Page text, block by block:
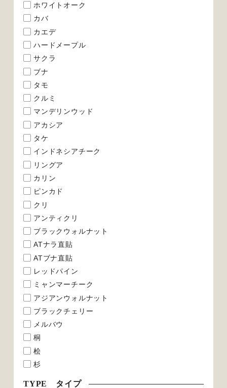
ホワイトオーク
カバ
カエデ
ハードメープル
サクラ
ブナ
タモ
クルミ
マンデリンウッド
アカシア
タケ
インドネシアチーク
リングア
カリン
ピンカド
クリ
アンティクリ
ブラックウォルナット
ATナラ直貼
ATブナ直貼
レッドパイン
ミャンマーチーク
アジアンウォルナット
ブラックチェリー
メルバウ
桐
桧
杉
TYPE タイプ